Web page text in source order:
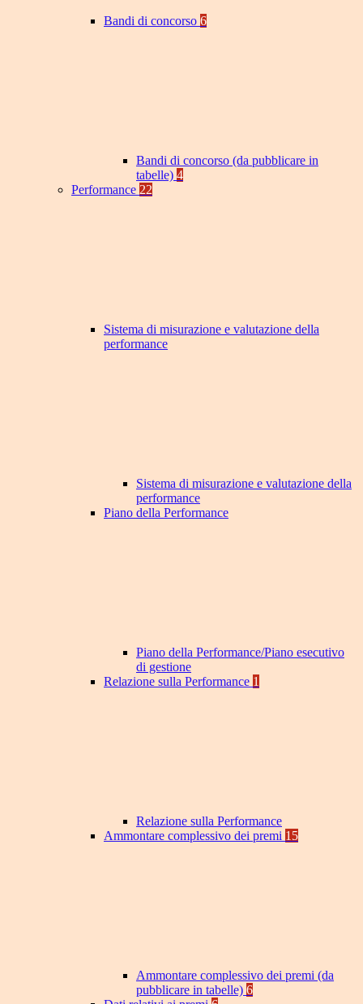
Bandi di concorso 6
Bandi di concorso (da pubblicare in
tabelle) 4
Performance 22
Sistema di misurazione e valutazione della
performance
Sistema di misurazione e valutazione della
performance
Piano della Performance
Piano della Performance/Piano esecutivo
di gestione
Relazione sulla Performance 1
Relazione sulla Performance
Ammontare complessivo dei premi 15
Ammontare complessivo dei premi (da
pubblicare in tabelle) 6